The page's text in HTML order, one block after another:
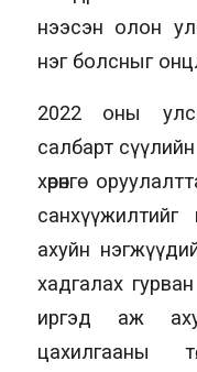
нээсэн олон
нэг болсныг
2022 оны
салбарт
хөрөнгө
ахуйн
хадгалах
иргэд аж
цахилгааны